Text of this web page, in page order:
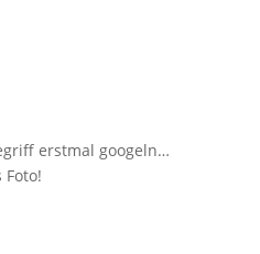
erstmal googeln…